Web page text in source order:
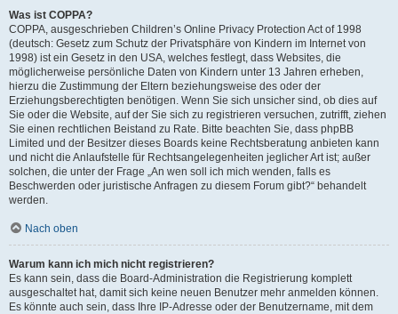
Was ist COPPA?
COPPA, ausgeschrieben Children’s Online Privacy Protection Act of 1998
(deutsch: Gesetz zum Schutz der Privatsphäre von Kindern im Internet von
1998) ist ein Gesetz in den USA, welches festlegt, dass Websites, die
möglicherweise persönliche Daten von Kindern unter 13 Jahren erheben,
hierzu die Zustimmung der Eltern beziehungsweise des oder der
Erziehungsberechtigten benötigen. Wenn Sie sich unsicher sind, ob dies auf
Sie oder die Website, auf der Sie sich zu registrieren versuchen, zutrifft, ziehen
Sie einen rechtlichen Beistand zu Rate. Bitte beachten Sie, dass phpBB
Limited und der Besitzer dieses Boards keine Rechtsberatung anbieten kann
und nicht die Anlaufstelle für Rechtsangelegenheiten jeglicher Art ist; außer
solchen, die unter der Frage „An wen soll ich mich wenden, falls es
Beschwerden oder juristische Anfragen zu diesem Forum gibt?“ behandelt
werden.
Nach oben
Warum kann ich mich nicht registrieren?
Es kann sein, dass die Board-Administration die Registrierung komplett
ausgeschaltet hat, damit sich keine neuen Benutzer mehr anmelden können.
Es könnte auch sein, dass Ihre IP-Adresse oder der Benutzername, mit dem